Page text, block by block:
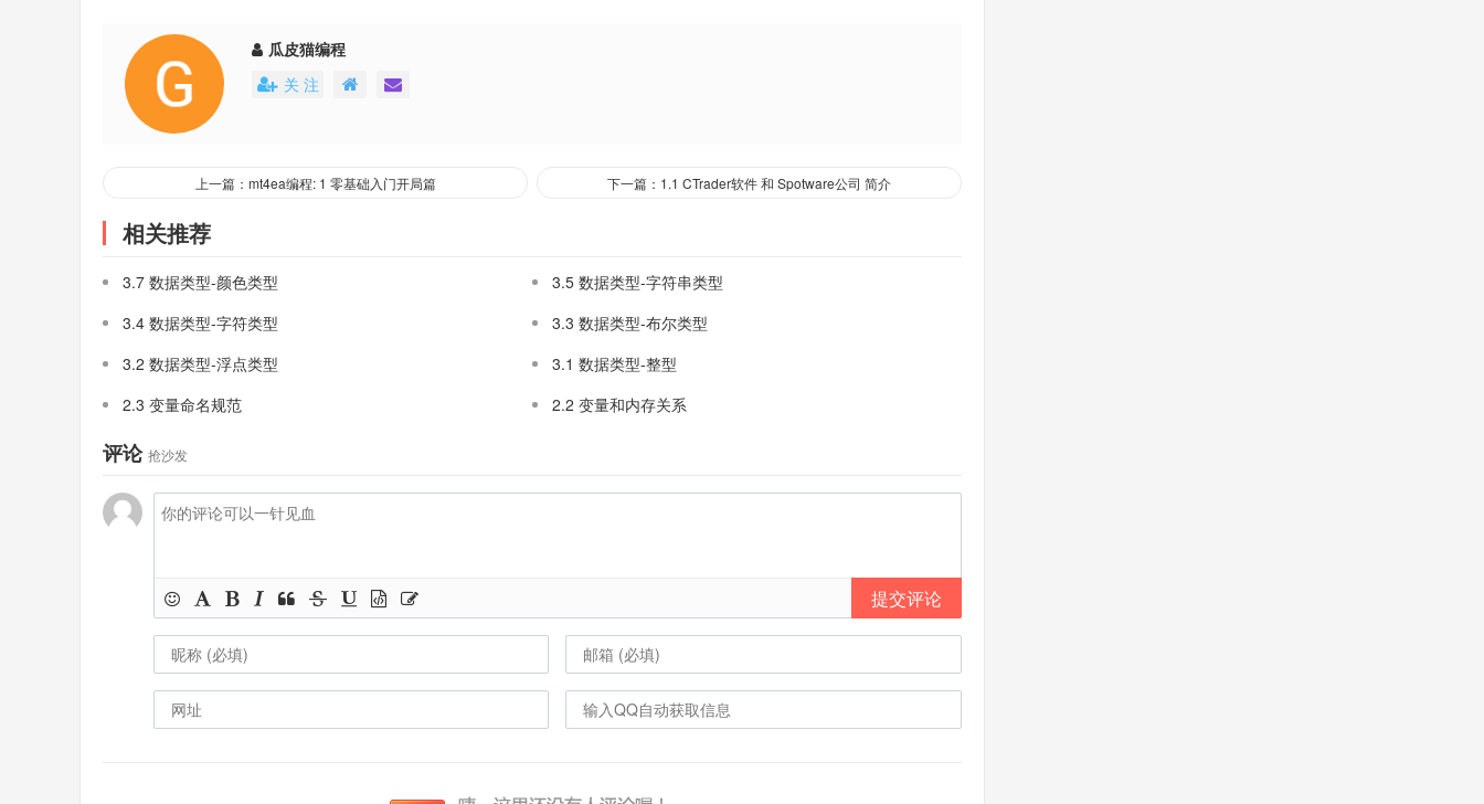
瓜皮猫编程
关 注
上一篇：mt4ea编程: 1 零基础入门开局篇 下一篇：1.1 CTrader软件 和 Spotware公司 简介
相关推荐
3.7 数据类型-颜色类型
3.5 数据类型-字符串类型
3.4 数据类型-字符类型
3.3 数据类型-布尔类型
3.2 数据类型-浮点类型
3.1 数据类型-整型
2.3 变量命名规范
2.2 变量和内存关系
评论 抢沙发
提交评论